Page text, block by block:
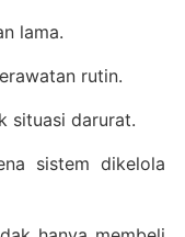
lama.
rutin.
situasi darurat.
sistem dikelola